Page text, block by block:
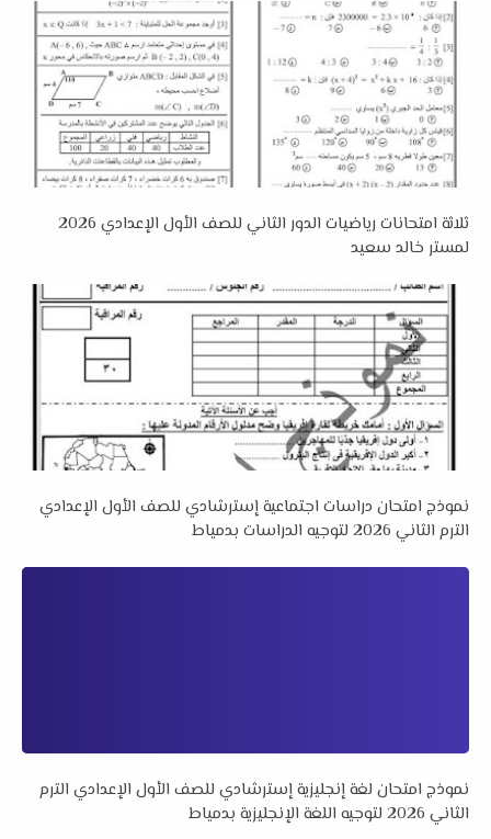
ثلاثة امتحانات رياضيات الدور الثاني للصف الأول الإعدادي 2026
لمستر خالد سعيد
نموذج امتحان دراسات اجتماعية إسترشادي للصف الأول الإعدادي
الترم الثاني 2026 لتوجيه الدراسات بدمياط
نموذج امتحان لغة إنجليزية إسترشادي للصف الأول الإعدادي الترم
الثاني 2026 لتوجيه اللغة الإنجليزية بدمياط